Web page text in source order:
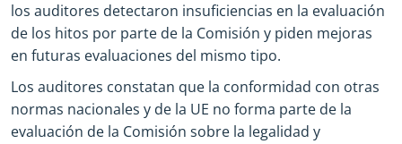
los auditores detectaron insuficiencias en la evaluación
de los hitos por parte de la Comisión y piden mejoras
en futuras evaluaciones del mismo tipo.
Los auditores constatan que la conformidad con otras
normas nacionales y de la UE no forma parte de la
evaluación de la Comisión sobre la legalidad y